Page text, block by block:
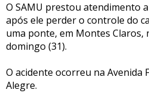
O SAMU prestou atendimento
após ele perder o controle do
uma ponte, em Montes Claros,
domingo (31).
O acidente ocorreu na Avenida
Alegre.